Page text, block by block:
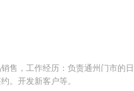
售，工作经历：负责通州门市的日
。开发新客户等。